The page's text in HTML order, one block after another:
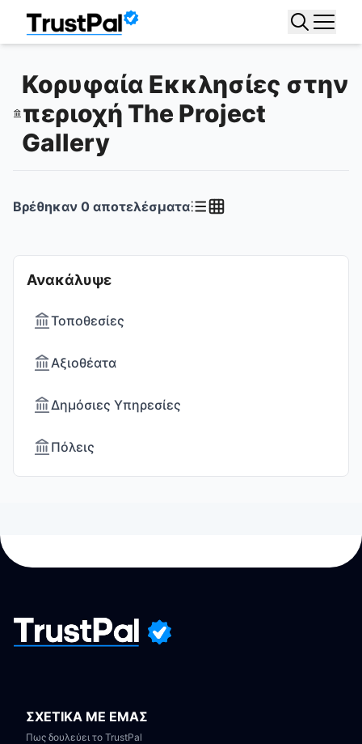
Κορυφαία Εκκλησίες στην
περιοχή The Project
Gallery
Ανακάλυψε
Τοποθεσίες
Αξιοθέατα
Δημόσιες Υπηρεσίες
Πόλεις
Βρέθηκαν 0 αποτελέσματα
ΣΧΕΤΙΚΑ ΜΕ ΕΜΑΣ
Πως δουλεύει το TrustPal